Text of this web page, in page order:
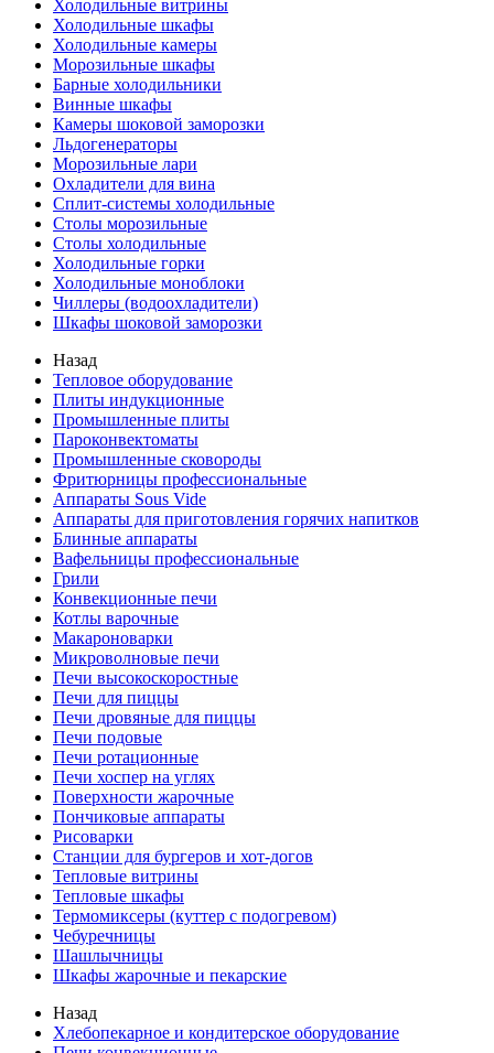
Холодильные витрины
Холодильные шкафы
Холодильные камеры
Морозильные шкафы
Барные холодильники
Винные шкафы
Камеры шоковой заморозки
Льдогенераторы
Морозильные лари
Охладители для вина
Сплит-системы холодильные
Столы морозильные
Столы холодильные
Холодильные горки
Холодильные моноблоки
Чиллеры (водоохладители)
Шкафы шоковой заморозки
Назад
Тепловое оборудование
Плиты индукционные
Промышленные плиты
Пароконвектоматы
Промышленные сковороды
Фритюрницы профессиональные
Аппараты Sous Vide
Аппараты для приготовления горячих напитков
Блинные аппараты
Вафельницы профессиональные
Грили
Конвекционные печи
Котлы варочные
Макароноварки
Микроволновые печи
Печи высокоскоростные
Печи для пиццы
Печи дровяные для пиццы
Печи подовые
Печи ротационные
Печи хоспер на углях
Поверхности жарочные
Пончиковые аппараты
Рисоварки
Станции для бургеров и хот-догов
Тепловые витрины
Тепловые шкафы
Термомиксеры (куттер с подогревом)
Чебуречницы
Шашлычницы
Шкафы жарочные и пекарские
Назад
Хлебопекарное и кондитерское оборудование